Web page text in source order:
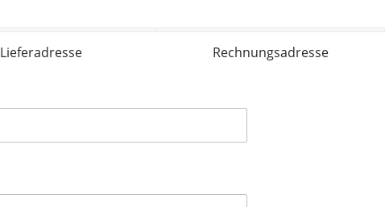
Lieferadresse Rechnungsadresse